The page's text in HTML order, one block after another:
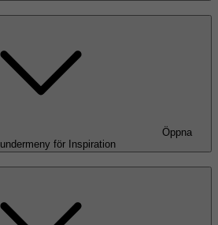
Öppna
undermeny för Inspiration